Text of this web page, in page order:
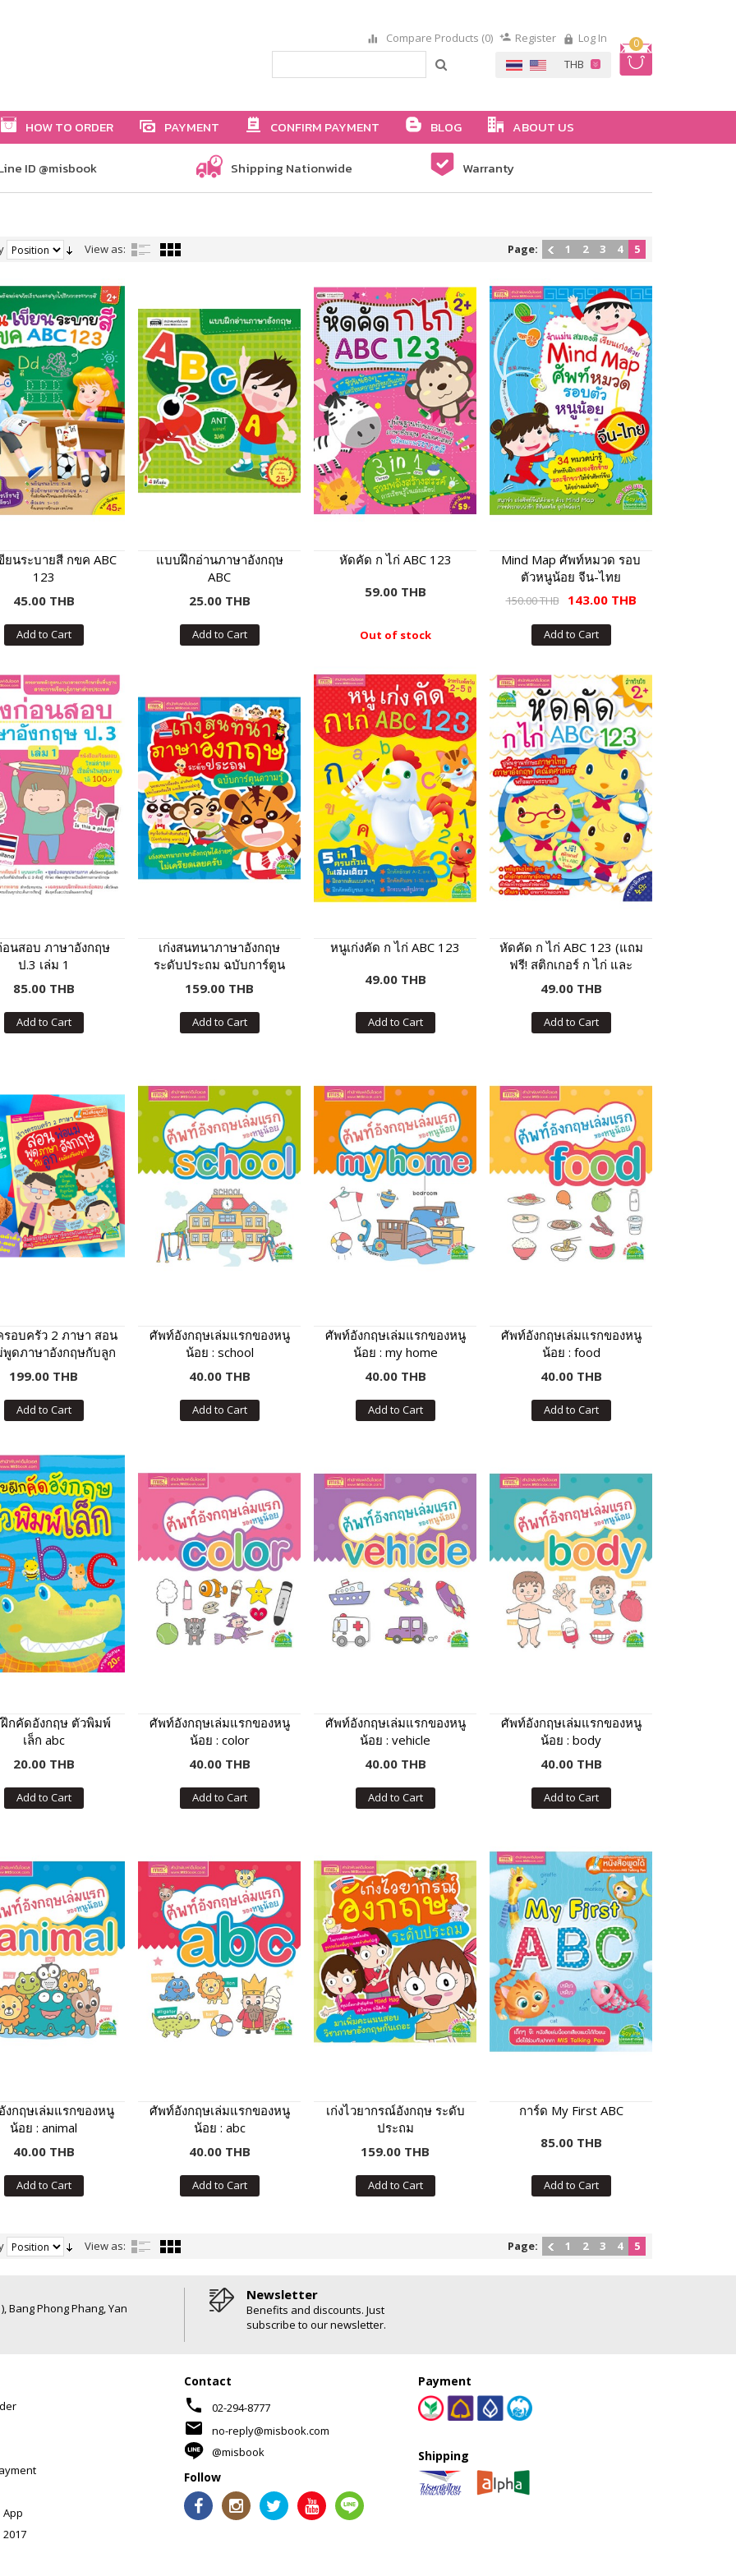
0
Compare Products (0) Register Log In
HOW TO ORDER PAYMENT CONFIRM PAYMENT BLOG ABOUT US
ID @misbook Shipping Nationwide Warranty
View as: Page: 1 2 3 4 5
ยนระบายสี กขค ABC
123
45.00 THB
Add to Cart
แบบฝึกอ่านภาษาอังกฤษ
ABC
25.00 THB
Add to Cart
หัดคัด ก ไก่ ABC 123
59.00 THB
Out of stock
Mind Map ศัพท์หมวด รอบ
ตัวหนูน้อย จีน-ไทย
150.00 THB 143.00 THB
Add to Cart
อนสอบ ภาษาอังกฤษ
ป.3 เล่ม 1
85.00 THB
Add to Cart
เก่งสนทนาภาษาอังกฤษ
ระดับประถม ฉบับการ์ตูน
ความรู้
159.00 THB
Add to Cart
หนูเก่งคัด ก ไก่ ABC 123
49.00 THB
Add to Cart
หัดคัด ก ไก่ ABC 123 (แถม
ฟรี! สติกเกอร์ ก ไก่ และ
ABC)
49.00 THB
Add to Cart
รอบครัว 2 ภาษา สอน
ดภาษาอังกฤษกับลูก
ฉบับปรับปรุง
199.00 THB
Add to Cart
ศัพท์อังกฤษเล่มแรกของหนู
น้อย : school
40.00 THB
Add to Cart
ศัพท์อังกฤษเล่มแรกของหนู
น้อย : my home
40.00 THB
Add to Cart
ศัพท์อังกฤษเล่มแรกของหนู
น้อย : food
40.00 THB
Add to Cart
กคัดอังกฤษ ตัวพิมพ์
เล็ก abc
20.00 THB
Add to Cart
ศัพท์อังกฤษเล่มแรกของหนู
น้อย : color
40.00 THB
Add to Cart
ศัพท์อังกฤษเล่มแรกของหนู
น้อย : vehicle
40.00 THB
Add to Cart
ศัพท์อังกฤษเล่มแรกของหนู
น้อย : body
40.00 THB
Add to Cart
กฤษเล่มแรกของหนู
น้อย : animal
40.00 THB
Add to Cart
ศัพท์อังกฤษเล่มแรกของหนู
น้อย : abc
40.00 THB
Add to Cart
เก่งไวยากรณ์อังกฤษ ระดับ
ประถม
159.00 THB
Add to Cart
การ์ด My First ABC
85.00 THB
Add to Cart
View as: Page: 1 2 3 4 5
Bang Phong Phang, Yan
Newsletter
Benefits and discounts. Just
subscribe to our newsletter.
Contact
phone 02-294-8777
mail
no-reply@misbook.com
@misbook
Follow
Payment
Shipping